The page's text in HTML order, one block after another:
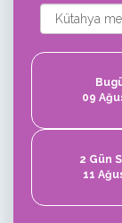
09
2 Gün
11